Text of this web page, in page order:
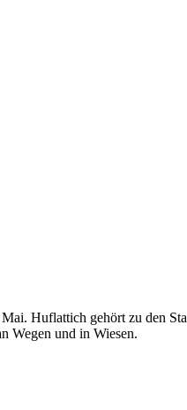
Huflattich gehört zu den
Wegen und in Wiesen.